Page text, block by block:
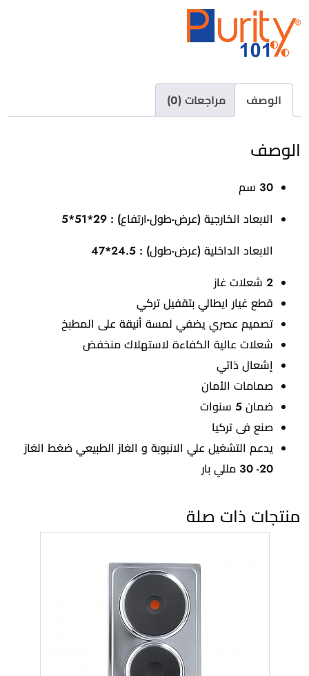
الوصف مراجعات (0)
الوصف
30 سم
الابعاد الخارجية (عرض-طول-ارتفاع) : 29*51*5
الابعاد الداخلية (عرض-طول) : 24.5*47
2 شعلات غاز
قطع غيار ايطالي بتقفيل تركي
تصميم عصري يضفي لمسة أنيقة على المطبخ
شعلات عالية الكفاءة لاستهلاك منخفض
إشعال ذاتي
صمامات الأمان
ضمان 5 سنوات
صنع فى تركيا
يدعم التشغيل علي الانبوبة و الغاز الطبيعي ضغط الغاز
20- 30 مللي بار
منتجات ذات صلة